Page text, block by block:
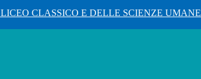
LICEO CLASSICO E DELLE SCIENZE UMANE